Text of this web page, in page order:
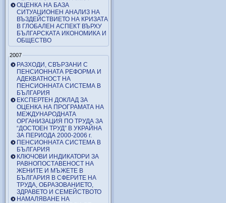
ОЦЕНКА НА БАЗА
СИТУАЦИОНЕН АНАЛИЗ НА
ВЪЗДЕЙСТВИЕТО НА КРИЗАТА
В ГЛОБАЛЕН АСПЕКТ ВЪРХУ
БЪЛГАРСКАТА ИКОНОМИКА И
ОБЩЕСТВО
2007
РАЗХОДИ, СВЪРЗАНИ С
ПЕНСИОННАТА РЕФОРМА И
АДЕКВАТНОСТ НА
ПЕНСИОННАТА СИСТЕМА В
БЪЛГАРИЯ
ЕКСПЕРТЕН ДОКЛАД ЗА
ОЦЕНКА НА ПРОГРАМАТА НА
МЕЖДУНАРОДНАТА
ОРГАНИЗАЦИЯ ПО ТРУДА ЗА
“ДОСТОЕН ТРУД” В УКРАЙНА
ЗА ПЕРИОДА 2000-2006 г.
ПЕНСИОННАТА СИСТЕМА В
БЪЛГАРИЯ
КЛЮЧОВИ ИНДИКАТОРИ ЗА
РАВНОПОСТАВЕНОСТ НА
ЖЕНИТЕ И МЪЖЕТЕ В
БЪЛГАРИЯ В СФЕРИТЕ НА
ТРУДА, ОБРАЗОВАНИЕТО,
ЗДРАВЕТО И СЕМЕЙСТВОТО
НАМАЛЯВАНЕ НА